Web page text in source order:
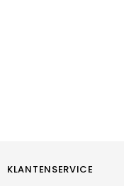
KLANTENSERVICE